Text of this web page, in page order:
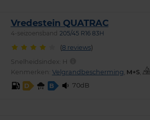
Vredestein QUATRAC
4-seizoensband 205/45 R16 83H
(8 reviews)
Snelheidsindex: H
Kenmerken: Velgrandbescherming,
,
D
B 70dB